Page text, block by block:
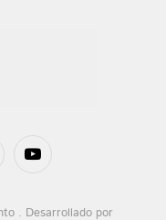
YouTube
. Desarrollado por